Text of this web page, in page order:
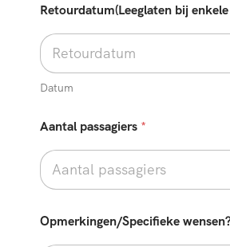
Retourdatum(Leeglaten bij
Datum
Aantal passagiers *
Opmerkingen/Specifieke